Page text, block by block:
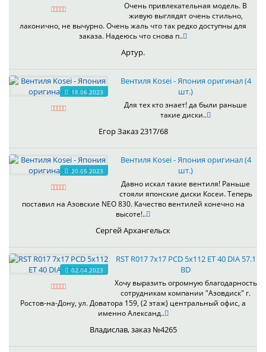
Очень привлекательная модель. В
живую выглядят очень стильно,
лаконично, не вычурно. Очень жаль что так редко доступны для
заказа. Надеюсь что снова п..
Артур.
18.06.2023
Вентиля Kosei - Япония оригинал (4
шт.)
Для тех кто знает! да были раньше
такие диски..
Егор Заказ 2317/68
20.05.2023
Вентиля Kosei - Япония оригинал (4
шт.)
Давно искал такие вентиля! Раньше
стояли японские диски Косеи. Теперь
поставил на Азовские NEO 830. Качество вентилей конечно на
высоте!..
Сергей Архангельск
02.04.2023
RST R017 7x17 PCD 5x112 ET 40 DIA 57.1
BD
Хочу выразить огромную благодарность
сотрудникам компании "Азовдиск" г.
Ростов-на-Дону, ул. Доватора 159, (2 этаж) центральный офис, а
именно Александ..
Владислав, заказ №4265